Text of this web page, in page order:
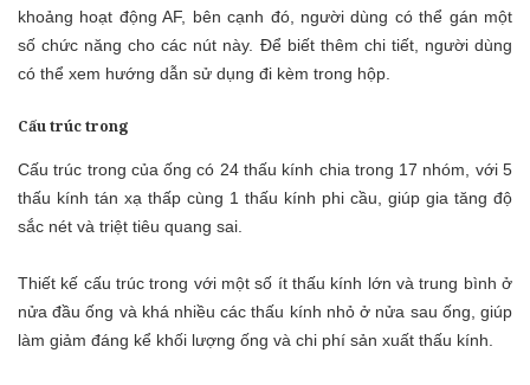
khoảng hoạt động AF, bên cạnh đó, người dùng có thể gán một
số chức năng cho các nút này. Để biết thêm chi tiết, người dùng
có thể xem hướng dẫn sử dụng đi kèm trong hộp.
Cấu trúc trong
Cấu trúc trong của ống có 24 thấu kính chia trong 17 nhóm, với 5
thấu kính tán xạ thấp cùng 1 thấu kính phi cầu, giúp gia tăng độ
sắc nét và triệt tiêu quang sai.
Thiết kế cấu trúc trong với một số ít thấu kính lớn và trung bình ở
nửa đầu ống và khá nhiều các thấu kính nhỏ ở nửa sau ống, giúp
làm giảm đáng kể khối lượng ống và chi phí sản xuất thấu kính.